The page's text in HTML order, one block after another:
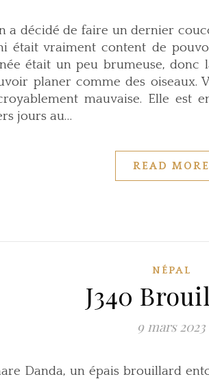
a décidé de faire un dernier
était vraiment content de
était un peu brumeuse, donc
planer comme des oiseaux.
mauvaise. Elle est
jours au…
READ MORE
NÉPAL
J340
9 mars 2023
Danda, un épais brouillard